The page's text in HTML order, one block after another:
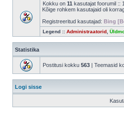
Kokku on 11 kasutajat foorumil ::
Kõige rohkem kasutajaid oli
Registreeritud kasutajad: Bing
Legend :: Administraatorid
Statistika
Postitusi kokku 563 | Teemasid
Logi sisse